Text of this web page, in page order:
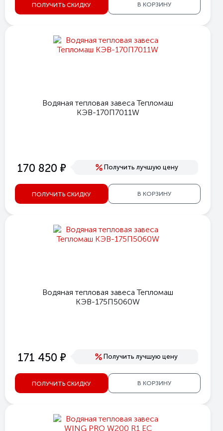
ПОЛУЧИТЬ СКИДКУ В КОРЗИНУ
Водяная тепловая завеса Тепломаш
КЭВ-170П7011W
170 820 е Получить лучшую цену
ПОЛУЧИТЬ СКИДКУ В КОРЗИНУ
Водяная тепловая завеса Тепломаш
КЭВ-175П5060W
171 450 е Получить лучшую цену
ПОЛУЧИТЬ СКИДКУ В КОРЗИНУ